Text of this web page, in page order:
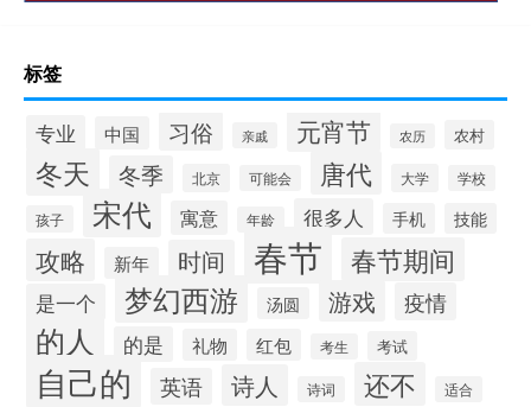
标签
专业 中国 习俗 亲戚 元宵节 农历 农村
冬天 冬季 北京 可能会 唐代 大学 学校
孩子 宋代 寓意 年龄 很多人 手机 技能
攻略 新年 时间 春节 春节期间
是一个 梦幻西游 汤圆 游戏 疫情
的人 的是 礼物 红包 考生 考试
自己的 英语 诗人 诗词 还不 适合